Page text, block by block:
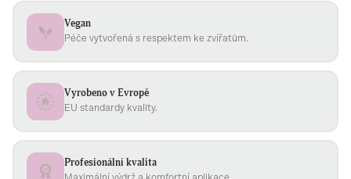
Vegan
Péče vytvořená s respektem ke zvířatům.
Vyrobeno v Evropě
EU standardy kvality.
Profesionální kvalita